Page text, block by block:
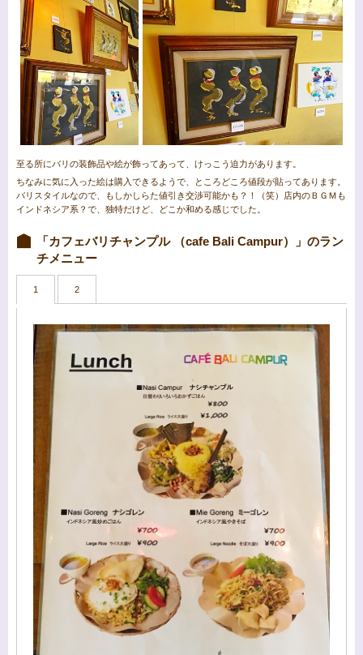
至る所にバリの装飾品や絵が飾ってあって、けっこう迫力があります。
ちなみに気に入った絵は購入できるようで、ところどころ値段が貼ってあります。
バリスタイルなので、もしかしらた値引き交渉可能かも？！（笑）店内のＢＧＭも
インドネシア系？で、独特だけど、どこか和める感じでした。
「カフェバリチャンプル （cafe Bali Campur）」のラン
チメニュー
1 2